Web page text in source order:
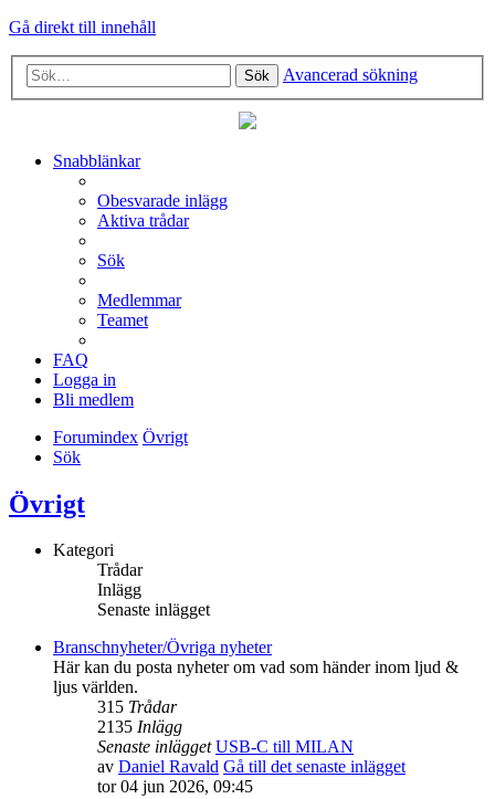
Gå direkt till innehåll
Sök Avancerad sökning
Snabblänkar
Obesvarade inlägg
Aktiva trådar
Sök
Medlemmar
Teamet
FAQ
Logga in
Bli medlem
Forumindex Övrigt
Sök
Övrigt
Kategori
Trådar
Inlägg
Senaste inlägget
Branschnyheter/Övriga nyheter
Här kan du posta nyheter om vad som händer inom ljud &
ljus världen.
315 Trådar
2135 Inlägg
Senaste inlägget USB-C till MILAN
av Daniel Ravald Gå till det senaste inlägget
tor 04 jun 2026, 09:45